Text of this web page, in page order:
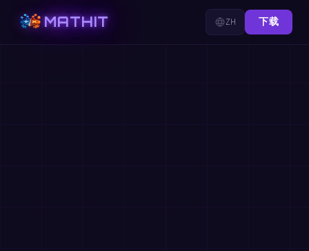
MATHIT ZH 下载